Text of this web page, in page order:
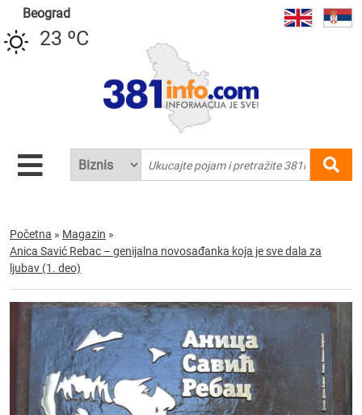
Beograd
23 ºC
Početna » Magazin »
Anica Savić Rebac – genijalna novosađanka koja je sve dala za
ljubav (1. deo)